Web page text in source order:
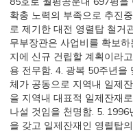
확충 노력의 부족으로 추진
로 제기한 대전 영렬탑 철거
무부장관은 사업비를 확보
지에 신규 건립할 계획이라
용 전무함. 4. 광복 50주년
체가 공동으로 지역내 일제
을 지역내 대표적 일제잔재
나설 것임을 천명함. 5.
을 갖고 일제잔재인 영렬탑